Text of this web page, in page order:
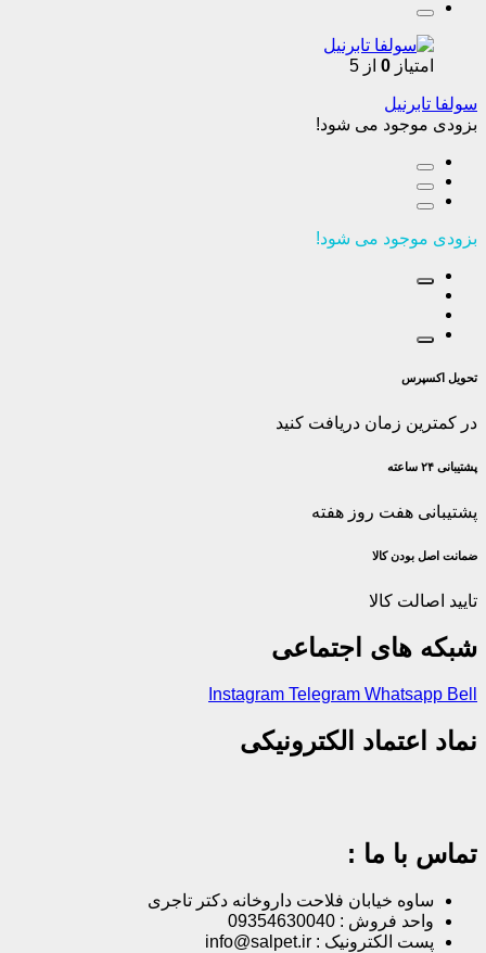
امتیاز 0 از 5
سولفا تابرنیل
بزودی موجود می شود!
بزودی موجود می شود!
تحویل اکسپرس
در کمترین زمان دریافت کنید
پشتیبانی ۲۴ ساعته
پشتیبانی هفت روز هفته
ضمانت اصل‌ بودن کالا
تایید اصالت کالا
شبکه های اجتماعی
Instagram Telegram Whatsapp Bell
نماد اعتماد الکترونیکی
تماس با ما :
ساوه خیابان فلاحت داروخانه دکتر تاجری
واحد فروش : 09354630040
پست الکترونیک : info@salpet.ir